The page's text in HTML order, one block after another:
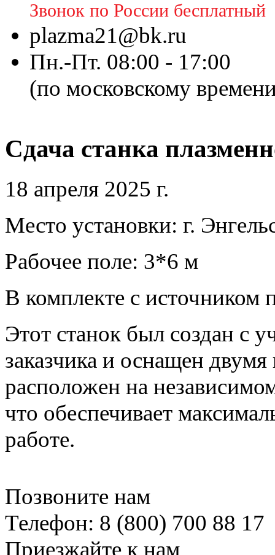
Звонок по России бесплатный
plazma21@bk.ru
Пн.-Пт. 08:00 - 17:00
(по московскому
Сдача станка
18 апреля 2025 г.
Место установки: г.
Рабочее поле: 3*6 м
В комплекте с источником
Этот станок был создан с
заказчика и оснащен
расположен на
что обеспечивает
работе.
Позвоните нам
Телефон: 8 (800) 700 88 17
Приезжайте к нам